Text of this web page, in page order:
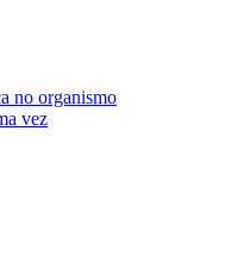
no organismo
vez